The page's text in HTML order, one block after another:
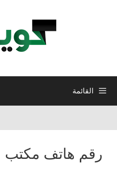
القائمة
رقم هاتف مكتب